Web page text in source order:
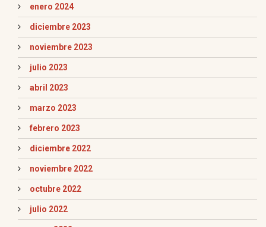
enero 2024
diciembre 2023
noviembre 2023
julio 2023
abril 2023
marzo 2023
febrero 2023
diciembre 2022
noviembre 2022
octubre 2022
julio 2022